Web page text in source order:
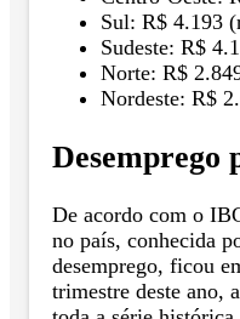
Sul: R$ 4.193
Sudeste: R$
Norte: R$
Nordeste: R$
Desemprego
De acordo com o
no país, conhecida
desemprego, ficou
trimestre deste ano,